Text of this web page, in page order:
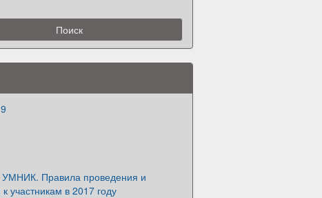
Правила проведения и
участникам в 2017 году